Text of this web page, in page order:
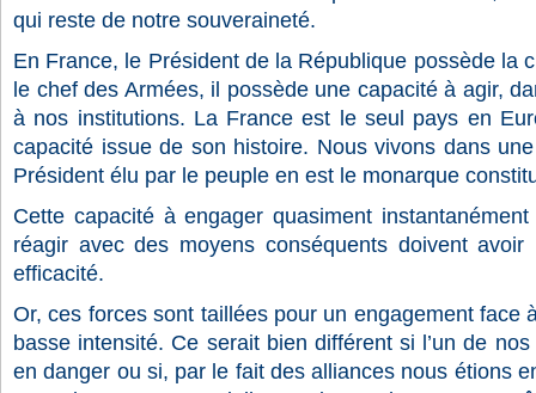
qui reste de notre souveraineté.
En France, le Président de la République possède la
le chef des Armées, il possède une capacité à agir,
à nos institutions. La France est le seul pays en
capacité issue de son histoire. Nous vivons dans
Président élu par le peuple en est le monarque
Cette capacité à engager quasiment
réagir avec des moyens conséquents doivent
efficacité.
Or, ces forces sont taillées pour un engagement face
basse intensité. Ce serait bien différent si l’un de
en danger ou si, par le fait des alliances nous étions